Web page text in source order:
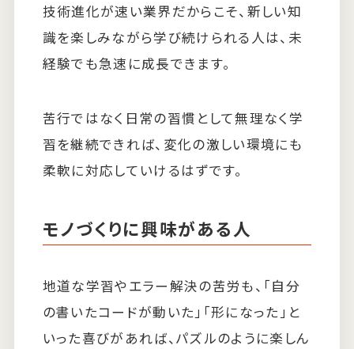
技術進化が速い業界だからこそ、新しい知
識を楽しみながら学び続けられる人は、未
経験でも急速に成長できます。
苦行ではなく日常の習慣として無理なく学
習を継続できれば、変化の激しい環境にも
柔軟に対応していけるはずです。
モノづくりに興味がある人
地道な学習やエラー解決の苦労も、「自分
の書いたコードが動いた」「形になった」と
いった喜びがあれば、パズルのように楽しん